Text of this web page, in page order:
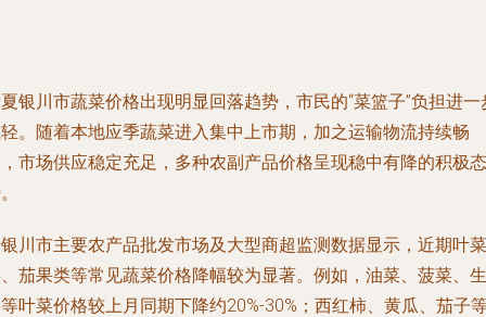
银川市蔬菜价格出现明显回落趋势，市民的“菜篮子”负担进一
。随着本地应季蔬菜进入集中上市期，加之运输物流持续畅
市场供应稳定充足，多种农副产品价格呈现稳中有降的积极态
川市主要农产品批发市场及大型商超监测数据显示，近期叶菜
茄果类等常见蔬菜价格降幅较为显著。例如，油菜、菠菜、生
叶菜价格较上月同期下降约20%-30%；西红柿、黄瓜、茄子